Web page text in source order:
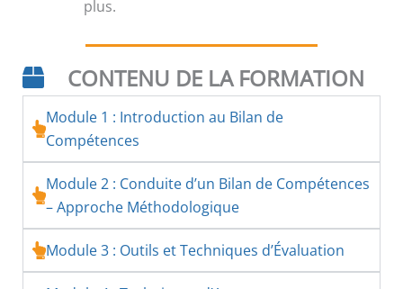
plus.
CONTENU DE LA FORMATION
Module 1 : Introduction au Bilan de
Compétences
Module 2 : Conduite d’un Bilan de Compétences
– Approche Méthodologique
Module 3 : Outils et Techniques d’Évaluation